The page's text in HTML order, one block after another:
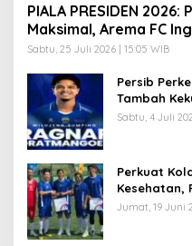
PIALA PRESIDEN 2026:
Maksimal, Arema FC
Sabtu, 25 Juli 2026 | 15:05 WIB
Persib
Tambah
Bandung
Sabtu, 4 Juli
Perkuat
Kesehatan,
Friendly
Jumat, 19 Juni